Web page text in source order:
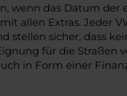
wenn das Datum
allen Extras. Jeder
sicher, dass
für die
in Form einer